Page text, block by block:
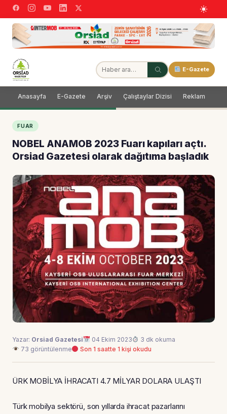
E-Gazete
Anasayfa E-Gazete Arşiv Çalıştaylar Dizisi Reklam
FUAR
NOBEL ANAMOB 2023 Fuarı kapıları açtı.
Orsiad Gazetesi olarak dağıtıma başladık
Yazar: Orsiad Gazetesi 04 Ekim 2023
3 dk okuma
73 görüntülenme
Son 1 saatte 1 kişi okudu
ÜRK MOBİLYA İHRACATI 4.7 MİLYAR DOLARA ULAŞTI
Türk mobilya sektörü, son yıllarda ihracat pazarlarını